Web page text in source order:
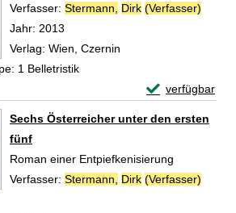
Verfasser: Stermann, Dirk (Verfasser)
Jahr: 2013
Verlag: Wien, Czernin
1 Belletristik
verfügbar
Exemplar-
Sechs Österreicher unter den ersten
fünf
Roman einer Entpiefkenisierung
Verfasser: Stermann, Dirk (Verfasser)